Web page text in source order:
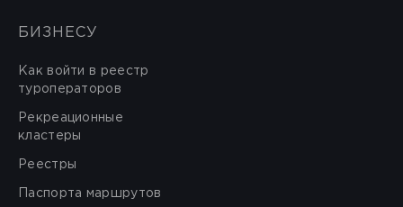
БИЗНЕСУ
Как войти в реестр
туроператоров
Рекреационные
кластеры
Реестры
Паспорта маршрутов